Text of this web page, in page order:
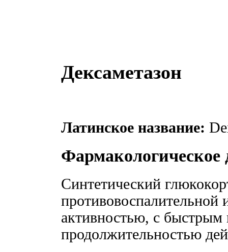
Дексаметазон
Латинское название:
Фармакологическое
Синтетический
противовоспалительной
активностью, с быстрым
продолжительностью